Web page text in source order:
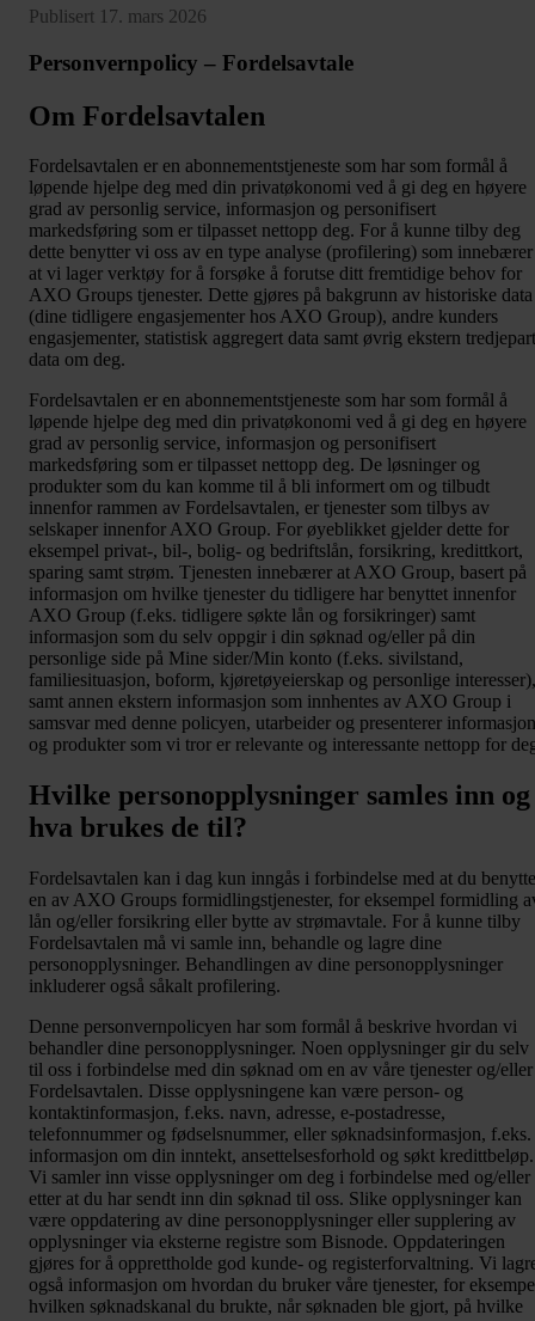
Publisert 17. mars 2026
Personvernpolicy – Fordelsavtale
Om Fordelsavtalen
Fordelsavtalen er en abonnementstjeneste som har som formål å
løpende hjelpe deg med din privatøkonomi ved å gi deg en høyere
grad av personlig service, informasjon og personifisert
markedsføring som er tilpasset nettopp deg. For å kunne tilby deg
dette benytter vi oss av en type analyse (profilering) som innebærer
at vi lager verktøy for å forsøke å forutse ditt fremtidige behov for
AXO Groups tjenester. Dette gjøres på bakgrunn av historiske data
(dine tidligere engasjementer hos AXO Group), andre kunders
engasjementer, statistisk aggregert data samt øvrig ekstern
data om deg.
Fordelsavtalen er en abonnementstjeneste som har som formål å
løpende hjelpe deg med din privatøkonomi ved å gi deg en høyere
grad av personlig service, informasjon og personifisert
markedsføring som er tilpasset nettopp deg. De løsninger og
produkter som du kan komme til å bli informert om og tilbudt
innenfor rammen av Fordelsavtalen, er tjenester som tilbys av
selskaper innenfor AXO Group. For øyeblikket gjelder dette for
eksempel privat-, bil-, bolig- og bedriftslån, forsikring, kredittkort,
sparing samt strøm. Tjenesten innebærer at AXO Group, basert på
informasjon om hvilke tjenester du tidligere har benyttet innenfor
AXO Group (f.eks. tidligere søkte lån og forsikringer) samt
informasjon som du selv oppgir i din søknad og/eller på din
personlige side på Mine sider/Min konto (f.eks. sivilstand,
familiesituasjon, boform, kjøretøyeierskap og personlige interesser),
samt annen ekstern informasjon som innhentes av AXO Group i
samsvar med denne policyen, utarbeider og presenterer informasjon
og produkter som vi tror er relevante og interessante nettopp for
Hvilke personopplysninger samles inn og
hva brukes de til?
Fordelsavtalen kan i dag kun inngås i forbindelse med at du
en av AXO Groups formidlingstjenester, for eksempel formidling
lån og/eller forsikring eller bytte av strømavtale. For å kunne tilby
Fordelsavtalen må vi samle inn, behandle og lagre dine
personopplysninger. Behandlingen av dine personopplysninger
inkluderer også såkalt profilering.
Denne personvernpolicyen har som formål å beskrive hvordan vi
behandler dine personopplysninger. Noen opplysninger gir du selv
til oss i forbindelse med din søknad om en av våre tjenester og/eller
Fordelsavtalen. Disse opplysningene kan være person- og
kontaktinformasjon, f.eks. navn, adresse, e-postadresse,
telefonnummer og fødselsnummer, eller søknadsinformasjon, f.eks.
informasjon om din inntekt, ansettelsesforhold og søkt kredittbeløp.
Vi samler inn visse opplysninger om deg i forbindelse med og/eller
etter at du har sendt inn din søknad til oss. Slike opplysninger kan
være oppdatering av dine personopplysninger eller supplering av
opplysninger via eksterne registre som Bisnode. Oppdateringen
gjøres for å opprettholde god kunde- og registerforvaltning. Vi
også informasjon om hvordan du bruker våre tjenester, for
hvilken søknadskanal du brukte, når søknaden ble gjort, på hvilke